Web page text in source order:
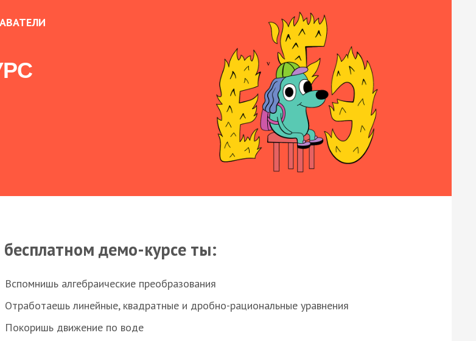
бесплатном демо-курсе ты:
Вспомнишь алгебраические преобразования
Отработаешь линейные, квадратные и дробно-рациональные уравнения
Покоришь движение по воде